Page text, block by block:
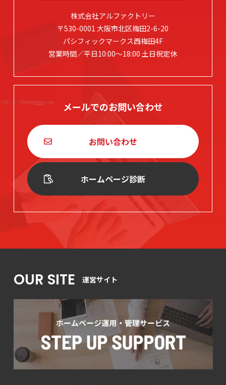
株式会社アルファクトリー
〒530-0001 大阪市北区梅田2-6-20
パシフィックマークス西梅田4F
営業時間／平日10:00～18:00 土日祝定休
メールでのお問い合わせ
お問い合わせ
ホームページ診断
OUR SITE 運営サイト